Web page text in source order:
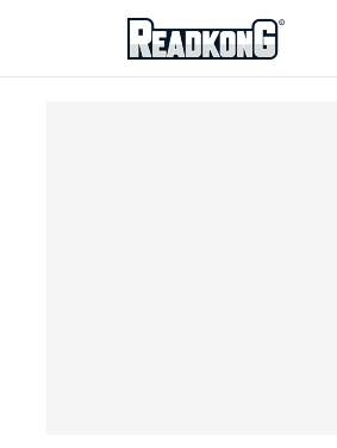
ReadkonG